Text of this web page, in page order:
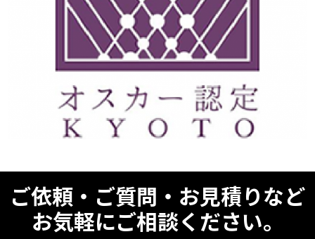
ご依頼・ご質問・お見積りなど
お気軽にご相談ください。